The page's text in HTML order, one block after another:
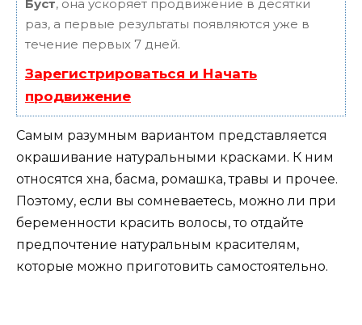
Буст, она ускоряет продвижение в десятки
раз, а первые результаты появляются уже в
течение первых 7 дней.
Зарегистрироваться и Начать
продвижение
Самым разумным вариантом представляется
окрашивание натуральными красками. К ним
относятся хна, басма, ромашка, травы и прочее.
Поэтому, если вы сомневаетесь, можно ли при
беременности красить волосы, то отдайте
предпочтение натуральным красителям,
которые можно приготовить самостоятельно.